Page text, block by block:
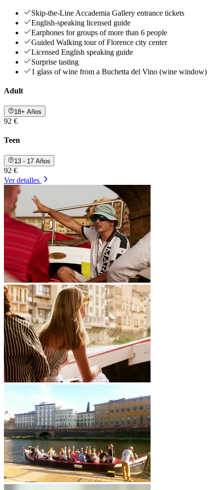
Skip-the-Line Accademia Gallery entrance tickets
English-speaking licensed guide
Earphones for groups of more than 6 people
Guided Walking tour of Florence city center
Licensed English speaking guide
Surprise tasting
1 glass of wine from a Buchetta del Vino (wine window)
Adult
18+ Años
92 €
Teen
13 - 17 Años
92 €
Ver detalles